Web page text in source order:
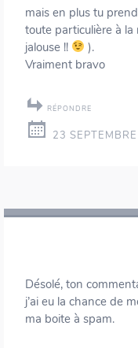
mais en plus tu
toute particulière à la
jalouse !!
).
Vraiment bravo
RÉPONDRE
23
Désolé, ton
j’ai eu la chance de
ma boite à spam.